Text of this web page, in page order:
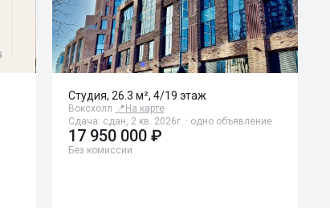
Студия, 26.3 м², 4/19 этаж
Воксхолл 📍 На карте
Сдача: сдан, 2 кв. 2026г. · одно объявление
17 950 000 ₽
Без комиссии